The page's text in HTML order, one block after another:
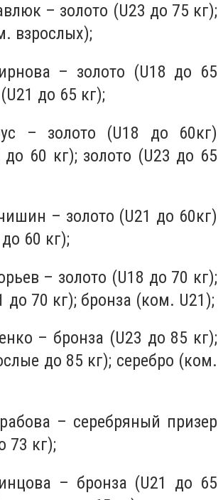
– золото (U23 до 75 кг);
взрослых);
– золото (U18 до 65
до 65 кг);
– золото (U18 до 60кг)
до 60 кг); золото (U23 до 65
– золото (U21 до 60кг)
60 кг);
– золото (U18 до 70 кг);
до 70 кг); бронза (ком. U21);
– бронза (U23 до 85 кг);
до 85 кг); серебро (ком.
– серебряный призер
73 кг);
– бронза (U21 до 65